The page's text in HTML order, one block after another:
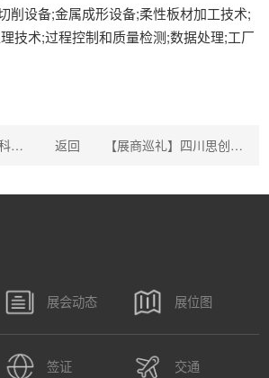
削设备;金属成形设备;柔性板材加工技术;
技术;过程控制和质量检测;数据处理;工厂
【展商巡礼】武汉锐科光纤激光技术股份有限公司 返回 【展商巡礼】四川思创激光科技有限公司
展会动态 展位图
签证 交通